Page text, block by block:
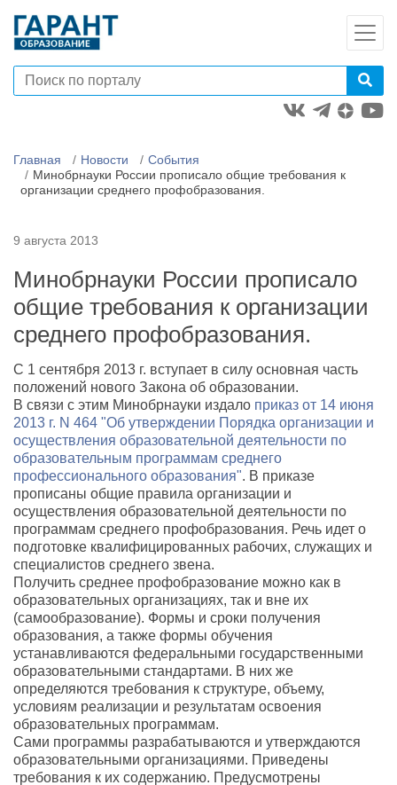
Главная Новости
События
Минобрнауки России прописало общие требования к
организации среднего профобразования.
9 августа 2013
Минобрнауки России прописало
общие требования к организации
среднего профобразования.
С 1 сентября 2013 г. вступает в силу основная часть
положений нового Закона об образовании.
В связи с этим Минобрнауки издало приказ от 14 июня
2013 г. N 464 "Об утверждении Порядка организации и
осуществления образовательной деятельности по
образовательным программам среднего
профессионального образования". В приказе
прописаны общие правила организации и
осуществления образовательной деятельности по
программам среднего профобразования. Речь идет о
подготовке квалифицированных рабочих, служащих и
специалистов среднего звена.
Получить среднее профобразование можно как в
образовательных организациях, так и вне их
(самообразование). Формы и сроки получения
образования, а также формы обучения
устанавливаются федеральными государственными
образовательными стандартами. В них же
определяются требования к структуре, объему,
условиям реализации и результатам освоения
образовательных программам.
Сами программы разрабатываются и утверждаются
образовательными организациями. Приведены
требования к их содержанию. Предусмотрены